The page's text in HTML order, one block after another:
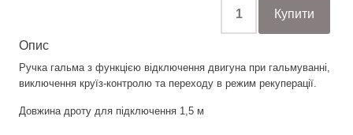
Опис
Ручка гальма з функцією відключення двигуна при гальмуванні,
виключення круїз-контролю та переходу в режим рекуперації.
Довжина дроту для підключення 1,5 м